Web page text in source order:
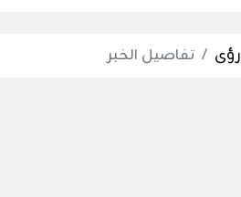
رؤى تفاصيل الخبر